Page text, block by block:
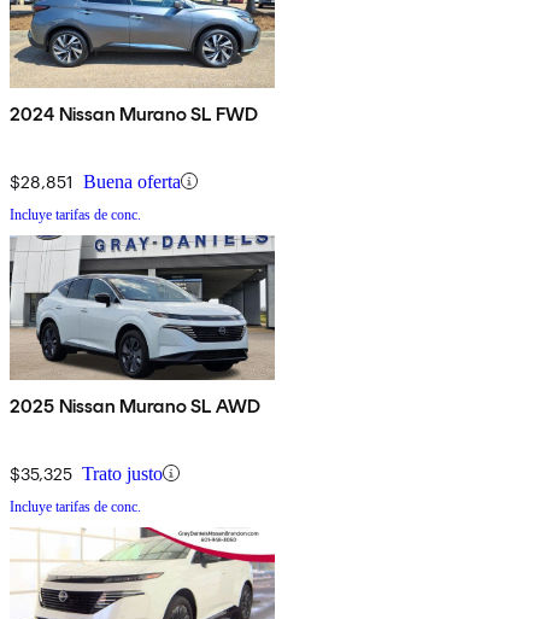
2024 Nissan Murano SL FWD
$28,851 Buena oferta
Incluye tarifas de conc.
2025 Nissan Murano SL AWD
$35,325 Trato justo
Incluye tarifas de conc.